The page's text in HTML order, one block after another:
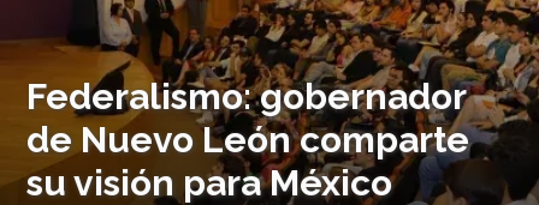
Federalismo: gobernador
de Nuevo León comparte
su visión para México